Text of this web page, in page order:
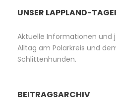
UNSER LAPPLAND-
Aktuelle Informationen und
Alltag am Polarkreis und
Schlittenhunden.
BEITRAGSARCHIV